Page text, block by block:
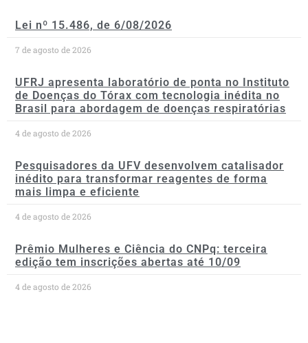
Lei nº 15.486, de 6/08/2026
7 de agosto de 2026
UFRJ apresenta laboratório de ponta no Instituto
de Doenças do Tórax com tecnologia inédita no
Brasil para abordagem de doenças respiratórias
4 de agosto de 2026
Pesquisadores da UFV desenvolvem catalisador
inédito para transformar reagentes de forma
mais limpa e eficiente
4 de agosto de 2026
Prêmio Mulheres e Ciência do CNPq: terceira
edição tem inscrições abertas até 10/09
4 de agosto de 2026